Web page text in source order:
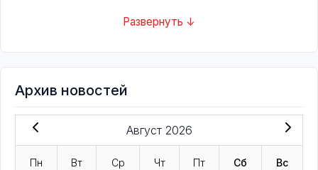
Развернуть ↓
Архив новостей
Август 2026
Пн Вт Ср Чт Пт Сб Вс